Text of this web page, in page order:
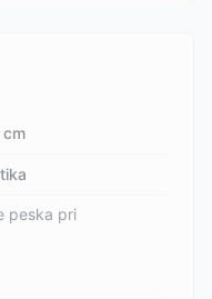
peska pri